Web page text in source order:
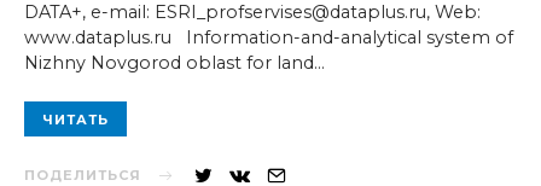
DATA+, e-mail: ESRI_profservises@dataplus.ru, Web:
www.dataplus.ru Information-and-analytical system of
Nizhny Novgorod oblast for land…
ЧИТАТЬ
ПОДЕЛИТЬСЯ